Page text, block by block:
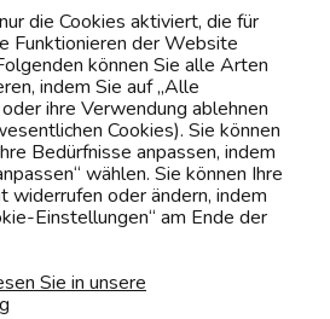
15:00
die Cookies aktiviert, die für
Funktionieren der Website
können Sie alle Arten
indem Sie auf „Alle
ihre Verwendung ablehnen
Cookies). Sie können
Bedürfnisse anpassen, indem
wählen. Sie können Ihre
widerrufen oder ändern, indem
Einstellungen“ am Ende der
Sie in unsere